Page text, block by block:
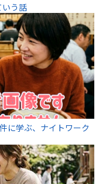
いう話
に学ぶ、ナイトワーク